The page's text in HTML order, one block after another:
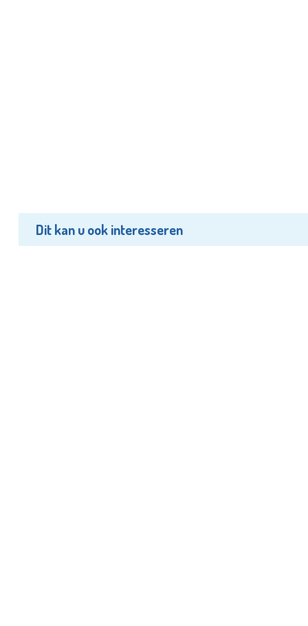
Dit kan u ook interesseren